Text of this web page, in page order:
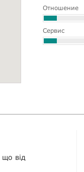
Отношение
Сервис
що від